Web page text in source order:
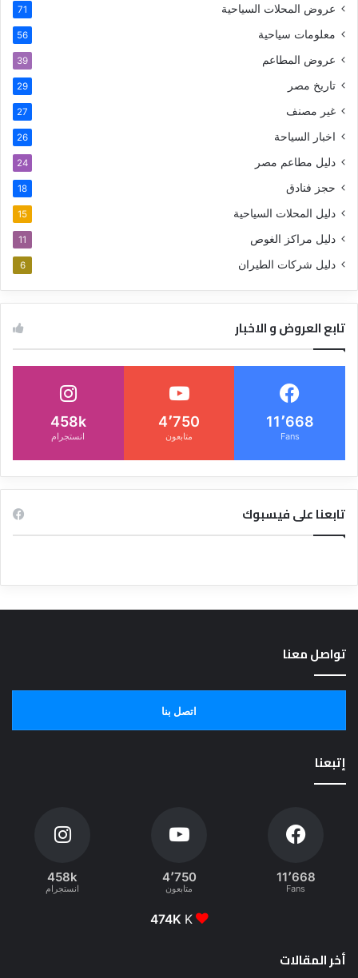
عروض المحلات السياحية 71
معلومات سياحية 56
عروض المطاعم 39
تاريخ مصر 29
غير مصنف 27
اخبار السياحة 26
دليل مطاعم مصر 24
حجز فنادق 18
دليل المحلات السياحية 15
دليل مراكز الغوص 11
دليل شركات الطيران 6
تابع العروض و الاخبار
11٬668
Fans
4٬750
متابعون
458k
انستجرام
تابعنا على فيسبوك
تواصل معنا
اتصل بنا
إتبعنا
11٬668
Fans
4٬750
متابعون
458k
انستجرام
474K K
أخر المقالات